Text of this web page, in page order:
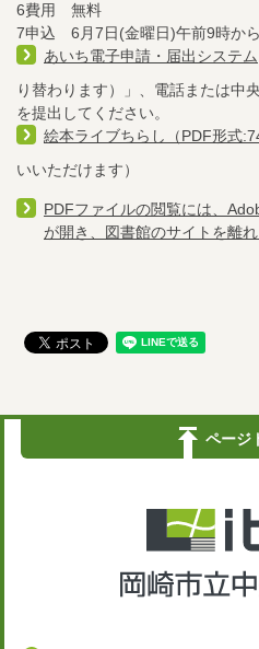
6費用 無料
7申込 6月7日(金曜日)午前9時から
あいち電子申請・届出システム
り替わります）」、電話または中
を提出してください。
絵本ライブちらし（PDF形式
いいただけます）
PDFファイルの閲覧には、
が開き、図書館のサイトを離れ
ページ